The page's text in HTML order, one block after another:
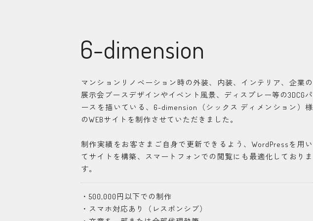
6-dimension
マンションリノベーション時の外装、内装、インテリア、企業の
展示会ブースデザインやイベント風景、ディスプレー等の3DCGパ
ースを描いている、6-dimension（シックス ディメンション）様
のWEBサイトを制作させていただきました。
制作実績をお客さまご自身で更新できるよう、WordPressを用い
てサイトを構築、スマートフォンでの閲覧にも最適化しておりま
す。
・500,000円以下での制作
・スマホ対応あり（レスポンシブ）